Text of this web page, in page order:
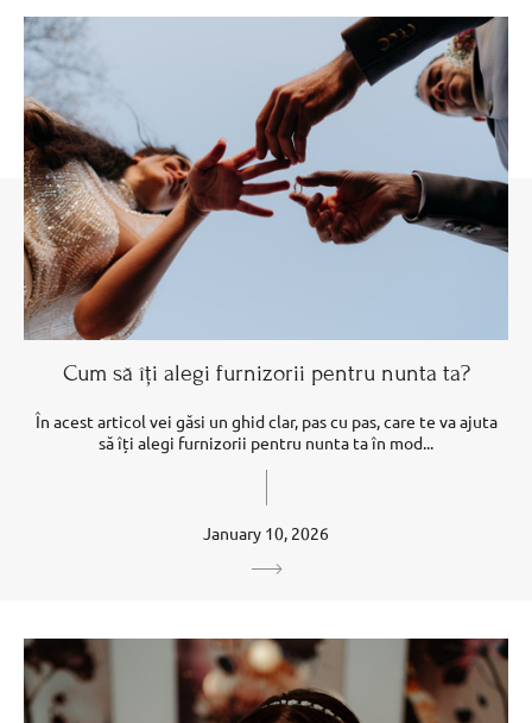
Cum să îți alegi furnizorii pentru nunta ta?
În acest articol vei găsi un ghid clar, pas cu pas, care te va ajuta
să îți alegi furnizorii pentru nunta ta în mod...
January 10, 2026